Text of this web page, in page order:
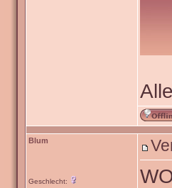
Blum
Geschlecht: